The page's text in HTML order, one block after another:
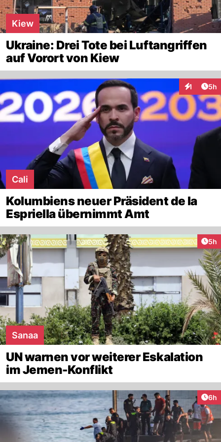
Kiew
Ukraine: Drei Tote bei Luftangriffen
auf Vorort von Kiew
1 5h
Cali
Kolumbiens neuer Präsident de la
Espriella übernimmt Amt
5h
Sanaa
UN warnen vor weiterer Eskalation
im Jemen-Konflikt
6h